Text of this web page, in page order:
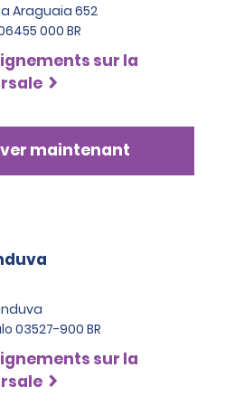
Araguaia 652
000 BR
sur la
maintenant
03527-900 BR
sur la